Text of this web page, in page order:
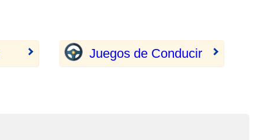
Juegos de Conducir